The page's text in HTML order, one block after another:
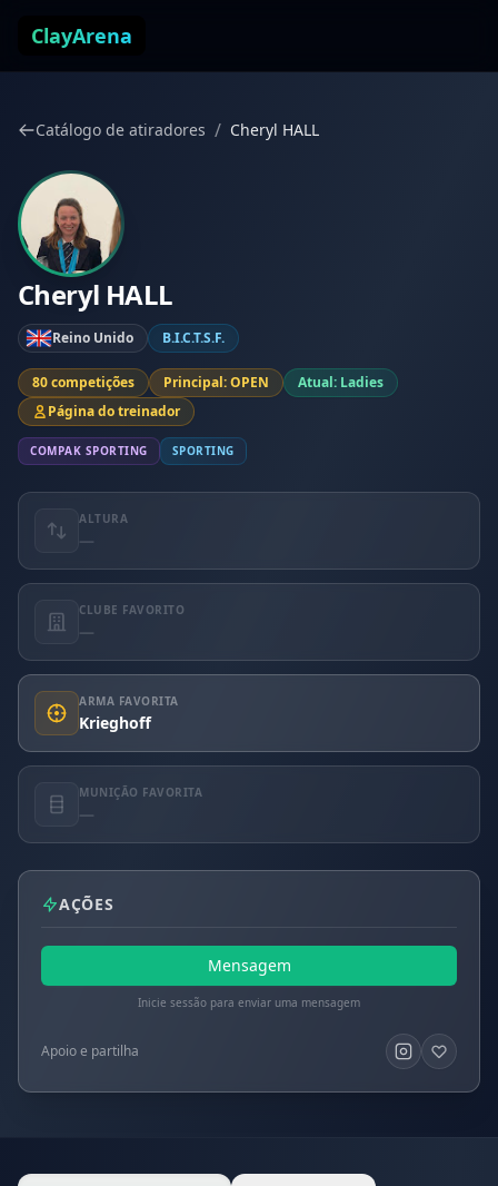
ClayArena
Catálogo de atiradores / Cheryl HALL
Cheryl HALL
Reino Unido B.I.C.T.S.F.
80 competições Principal: OPEN
Atual: Ladies
Página do treinador
COMPAK SPORTING SPORTING
ALTURA
—
CLUBE FAVORITO
—
ARMA FAVORITA
Krieghoff
MUNIÇÃO FAVORITA
—
AÇÕES
Mensagem
Inicie sessão para enviar uma mensagem
Apoio e partilha